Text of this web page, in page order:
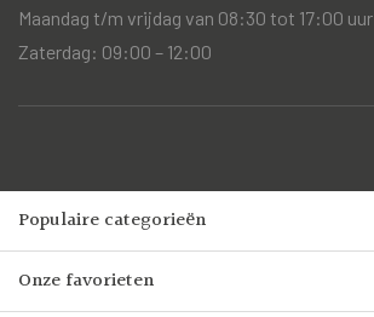
Maandag t/m vrijdag van 08:30 tot 17:00 uur
Zaterdag: 09:00 – 12:00
Populaire categorieën
Onze favorieten